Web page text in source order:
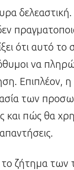
ότι αυτό το
να
Επιπλέον, η
των
και πώς θα
το ζήτημα